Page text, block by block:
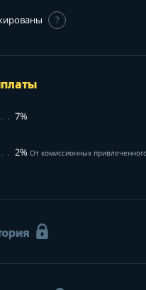
?
7%
2%От комиссионных